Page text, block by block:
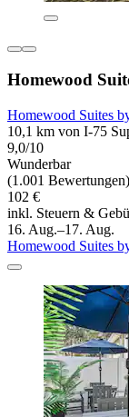
Homewood
Homewood Suites
10,1 km von I-75
9,0/10
Wunderbar
(1.001 Bewertungen)
102 €
inkl. Steuern &
16. Aug.–17. Aug.
Homewood Suites